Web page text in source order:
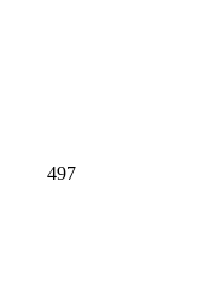
497